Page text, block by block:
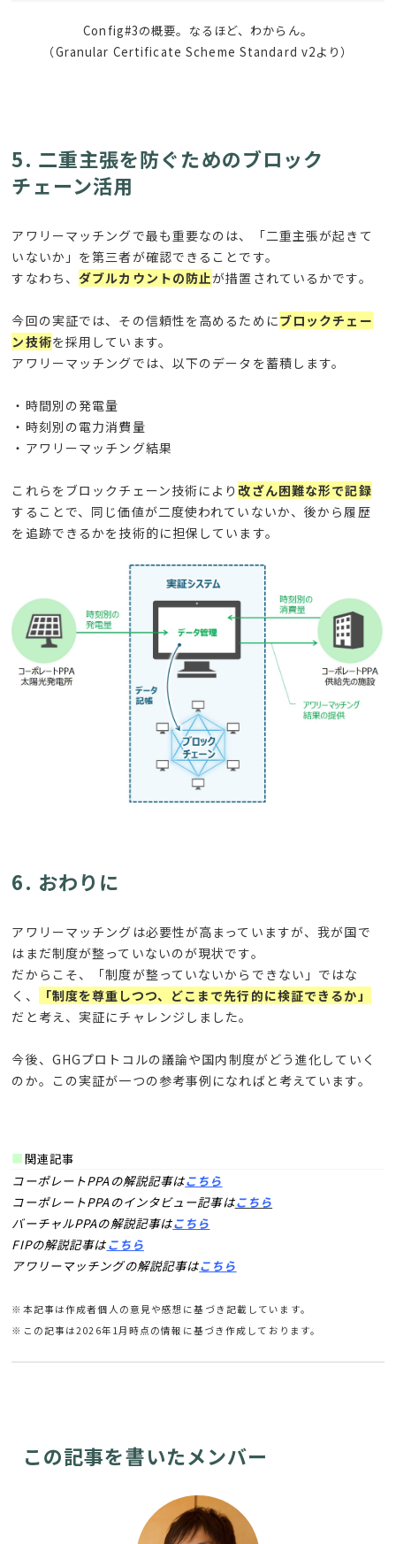
Config#3の概要。なるほど、わからん。
（Granular Certificate Scheme Standard v2より）
5. 二重主張を防ぐためのブロック
チェーン活用
アワリーマッチングで最も重要なのは、「二重主張が起きて
いないか」を第三者が確認できることです。
すなわち、ダブルカウントの防止が措置されているかです。
今回の実証では、その信頼性を高めるためにブロックチェー
ン技術を採用しています。
アワリーマッチングでは、以下のデータを蓄積します。
・時間別の発電量
・時刻別の電力消費量
・アワリーマッチング結果
これらをブロックチェーン技術により 改ざん困難な形で記録
することで、 同じ価値が二度使われていないか、後から履歴
を追跡できるかを技術的に担保しています。
6. おわりに
アワリーマッチングは必要性が高まっていますが、我が国で
はまだ制度が整っていないのが現状です。
だからこそ、「制度が整っていないからできない」ではな
く、
「制度を尊重しつつ、どこまで先行的に検証できるか」
だと考え、実証にチャレンジしました。
今後、 GHGプロトコルの議論や国内制度がどう進化していく
のか。この実証が一つの参考事例になればと考えています。
■関連記事
コーポレートPPAの解説記事はこちら
コーポレートPPAのインタビュー記事はこちら
バーチャルPPAの解説記事はこちら
FIPの解説記事はこちら
アワリーマッチングの解説記事はこちら
※本記事は作成者個人の意見や感想に基づき記載しています。
※この記事は2026年1月時点の情報に基づき作成しております。
この記事を書いたメンバー